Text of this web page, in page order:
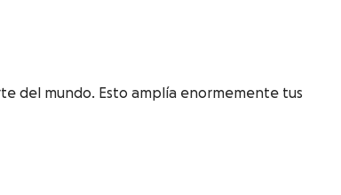
del mundo. Esto amplía enormemente tus